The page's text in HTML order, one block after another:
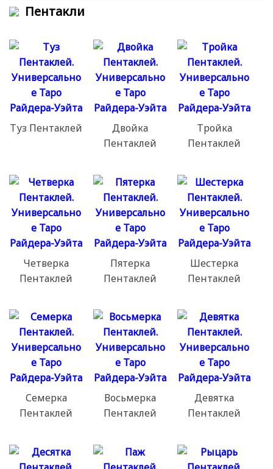
Пентакли
Туз Пентаклей
Двойка
Пентаклей
Тройка
Пентаклей
Четверка
Пентаклей
Пятерка
Пентаклей
Шестерка
Пентаклей
Семерка
Пентаклей
Восьмерка
Пентаклей
Девятка
Пентаклей